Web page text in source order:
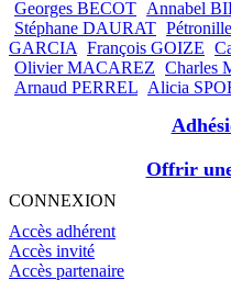
Georges BECOT Annabel
Stéphane DAURAT
GARCIA François GOIZE
Olivier MACAREZ Charles
Arnaud PERREL Alicia
Offrir
CONNEXION
Accès adhérent
Accès invité
Accès partenaire